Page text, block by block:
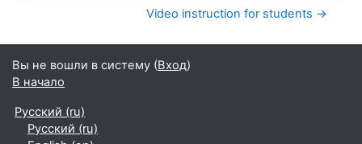
Video instruction for students →
Вы не вошли в систему (Вход)
В начало
Русский ‎(ru)‎
Русский ‎(ru)‎